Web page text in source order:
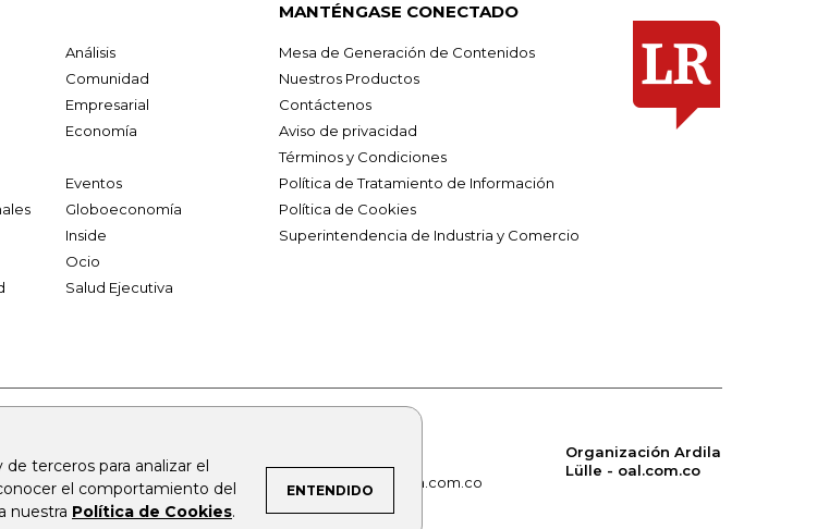
terceros para analizar el
el comportamiento del
nuestra Política de Cookies.
ENTENDIDO
Análisis
Comunidad
Empresarial
Economía
Eventos
Globoeconomía
Inside
Ocio
Salud Ejecutiva
MANTÉNGASE CONECTADO
Mesa de Generación de Contenidos
Nuestros Productos
Contáctenos
Aviso de privacidad
Términos y Condiciones
Política de Tratamiento de Información
Política de Cookies
Superintendencia de Industria y Comercio
bolsaencolombia.com
rcnradio.com noticiasrcn.com lafm.com.co
alerta.com.co
Organización Ardila
Lülle - oal.com.co